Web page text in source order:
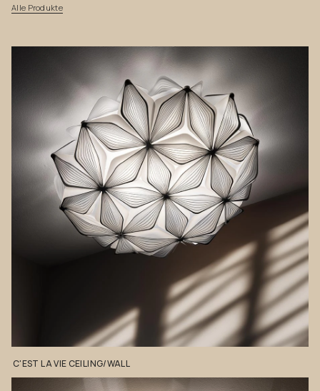
Alle Produkte
C'EST LAVIECEILING/WALL